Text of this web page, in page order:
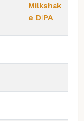
Milkshak
e DIPA